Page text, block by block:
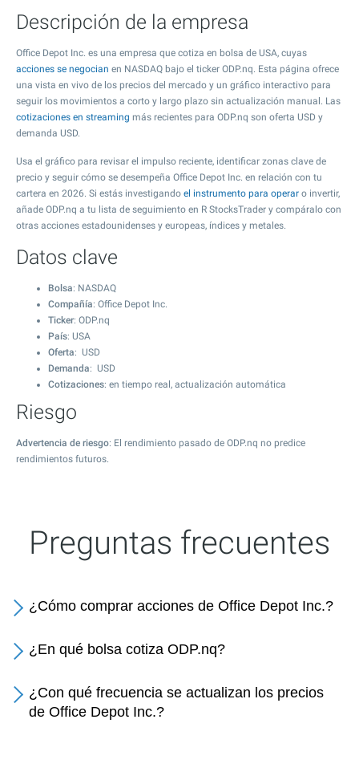
Descripción de la empresa
Office Depot Inc. es una empresa que cotiza en bolsa de USA, cuyas
acciones se negocian en NASDAQ bajo el ticker ODP.nq. Esta página ofrece
una vista en vivo de los precios del mercado y un gráfico interactivo para
seguir los movimientos a corto y largo plazo sin actualización manual. Las
cotizaciones en streaming más recientes para ODP.nq son oferta USD y
demanda USD.
Usa el gráfico para revisar el impulso reciente, identificar zonas clave de
precio y seguir cómo se desempeña Office Depot Inc. en relación con tu
cartera en 2026. Si estás investigando el instrumento para operar o invertir,
añade ODP.nq a tu lista de seguimiento en R StocksTrader y compáralo con
otras acciones estadounidenses y europeas, índices y metales.
Datos clave
Bolsa: NASDAQ
Compañía: Office Depot Inc.
Ticker: ODP.nq
País: USA
Oferta: USD
Demanda: USD
Cotizaciones: en tiempo real, actualización automática
Riesgo
Advertencia de riesgo: El rendimiento pasado de ODP.nq no predice
rendimientos futuros.
Preguntas frecuentes
¿Cómo comprar acciones de Office Depot Inc.?
¿En qué bolsa cotiza ODP.nq?
¿Con qué frecuencia se actualizan los precios
de Office Depot Inc.?